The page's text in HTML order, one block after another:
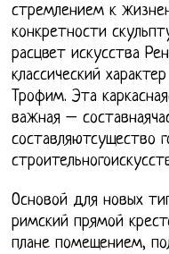
стремлением к
конкретности
расцвет искусства
классический
Трофим. Эта
важная –
составляютсущество
Основой для новых
римский прямой
плане помещением,